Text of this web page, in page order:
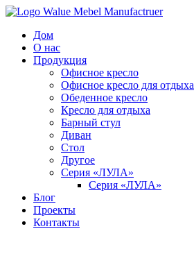
Перейти
содержимому
Дом
О нас
Продукция
Офисное кресло
Офисное кресло для отдыха
Обеденное кресло
Кресло для отдыха
Барный стул
Диван
Стол
Другое
Серия «ЛУЛА»
Серия «ЛУЛА»
Блог
Проекты
Контакты